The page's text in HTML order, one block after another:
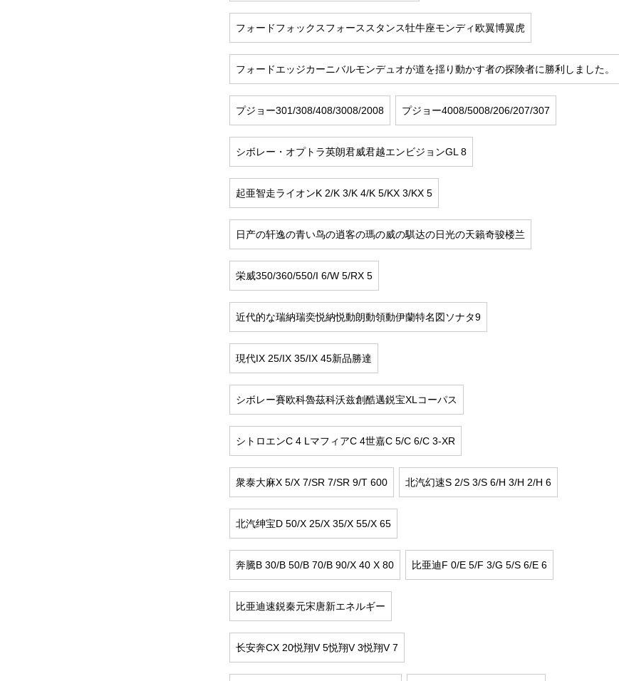
フォードフォックスフォーススタンス牡牛座モンディ欧翼博翼虎
フォードエッジカーニバルモンデュオが道を揺り動かす者の探険者に勝利しました。
プジョー301/308/408/3008/2008 プジョー4008/5008/206/207/307
シボレー・オプトラ英朗君威君越エンビジョンGL 8
起亜智走ライオンK 2/K 3/K 4/K 5/KX 3/KX 5
日产の轩逸の青い鸟の逍客の瑪の威の騏达の日光の天籟奇骏楼兰
栄威350/360/550/I 6/W 5/RX 5
近代的な瑞納瑞奕悦納悦動朗動領動伊蘭特名図ソナタ9
現代IX 25/IX 35/IX 45新品勝達
シボレー賽欧科魯茲科沃兹創酷邁鋭宝XLコーパス
シトロエンC 4 LマフィアC 4世嘉C 5/C 6/C 3-XR
衆泰大麻X 5/X 7/SR 7/SR 9/T 600 北汽幻速S 2/S 3/S 6/H 3/H 2/H 6
北汽绅宝D 50/X 25/X 35/X 55/X 65
奔騰B 30/B 50/B 70/B 90/X 40 X 80 比亜迪F 0/E 5/F 3/G 5/S 6/E 6
比亜迪速鋭秦元宋唐新エネルギー
长安奔CX 20悦翔V 5悦翔V 3悦翔V 7